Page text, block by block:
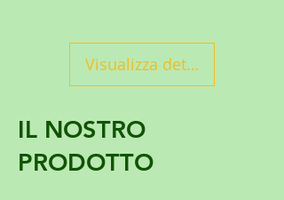
Visualizza dettagli
IL NOSTRO
PRODOTTO